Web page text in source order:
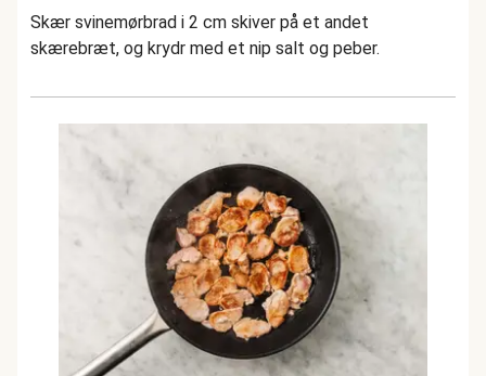
Skær svinemørbrad i 2 cm skiver på et andet
skærebræt, og krydr med et nip salt og peber.